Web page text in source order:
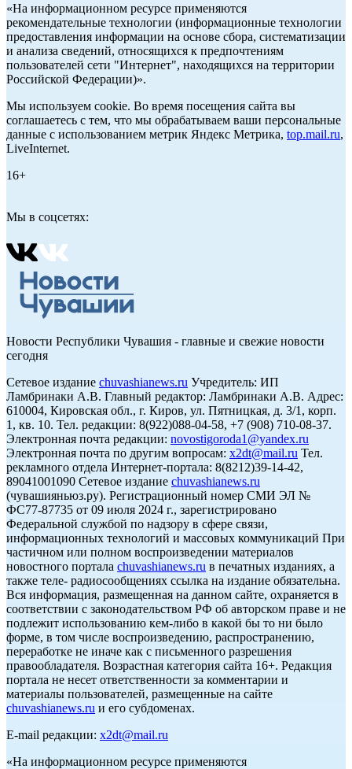
«На информационном ресурсе применяются
рекомендательные технологии (информационные технологии
предоставления информации на основе сбора, систематизации
и анализа сведений, относящихся к предпочтениям
пользователей сети "Интернет", находящихся на территории
Российской Федерации)».
Мы используем cookie. Во время посещения сайта вы
соглашаетесь с тем, что мы обрабатываем ваши персональные
данные с использованием метрик Яндекс Метрика, top.mail.ru,
LiveInternet.
16+
Мы в соцсетях:
Новости Республики Чувашия - главные и свежие новости
сегодня
Сетевое издание chuvashianews.ru Учредитель: ИП
Ламбринаки А.В. Главный редактор: Ламбринаки А.В. Адрес:
610004, Кировская обл., г. Киров, ул. Пятницкая, д. 3/1, корп.
1, кв. 10. Тел. редакции: 8(922)088-04-58, +7 (908) 710-08-37.
Электронная почта редакции: novostigoroda1@yandex.ru
Электронная почта по другим вопросам: x2dt@mail.ru Тел.
рекламного отдела Интернет-портала: 8(8212)39-14-42,
89041001090 Сетевое издание chuvashianews.ru
(чувашияньюз.ру). Регистрационный номер СМИ ЭЛ №
ФС77-87735 от 09 июля 2024 г., зарегистрировано
Федеральной службой по надзору в сфере связи,
информационных технологий и массовых коммуникаций При
частичном или полном воспроизведении материалов
новостного портала chuvashianews.ru в печатных изданиях, а
также теле- радиосообщениях ссылка на издание обязательна.
Вся информация, размещенная на данном сайте, охраняется в
соответствии с законодательством РФ об авторском праве и не
подлежит использованию кем-либо в какой бы то ни было
форме, в том числе воспроизведению, распространению,
переработке не иначе как с письменного разрешения
правообладателя. Возрастная категория сайта 16+. Редакция
портала не несет ответственности за комментарии и
материалы пользователей, размещенные на сайте
chuvashianews.ru и его субдоменах.
E-mail редакции: x2dt@mail.ru
«На информационном ресурсе применяются